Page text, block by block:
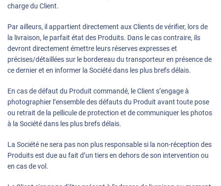
charge du Client.
Par ailleurs, il appartient directement aux Clients de vérifier, lors de
la livraison, le parfait état des Produits. Dans le cas contraire, ils
devront directement émettre leurs réserves expresses et
précises/détaillées sur le bordereau du transporteur en présence de
ce dernier et en informer la Société dans les plus brefs délais.
En cas de défaut du Produit commandé, le Client s’engage à
photographier l’ensemble des défauts du Produit avant toute pose
ou retrait de la pellicule de protection et de communiquer les photos
à la Société dans les plus brefs délais.
La Société ne sera pas non plus responsable si la non-réception des
Produits est due au fait d’un tiers en dehors de son intervention ou
en cas de vol.